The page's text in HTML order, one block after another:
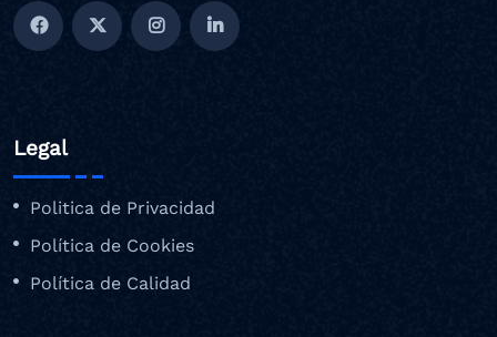
Legal
Politica de Privacidad
Política de Cookies
Política de Calidad